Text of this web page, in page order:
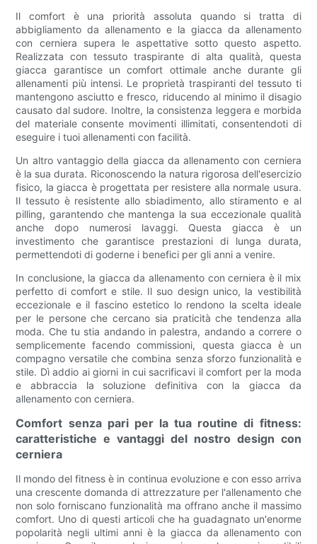
Il comfort è una priorità assoluta quando si tratta di
abbigliamento da allenamento e la giacca da allenamento
con cerniera supera le aspettative sotto questo aspetto.
Realizzata con tessuto traspirante di alta qualità, questa
giacca garantisce un comfort ottimale anche durante gli
allenamenti più intensi. Le proprietà traspiranti del tessuto ti
mantengono asciutto e fresco, riducendo al minimo il disagio
causato dal sudore. Inoltre, la consistenza leggera e morbida
del materiale consente movimenti illimitati, consentendoti di
eseguire i tuoi allenamenti con facilità.
Un altro vantaggio della giacca da allenamento con cerniera
è la sua durata. Riconoscendo la natura rigorosa dell'esercizio
fisico, la giacca è progettata per resistere alla normale usura.
Il tessuto è resistente allo sbiadimento, allo stiramento e al
pilling, garantendo che mantenga la sua eccezionale qualità
anche dopo numerosi lavaggi. Questa giacca è un
investimento che garantisce prestazioni di lunga durata,
permettendoti di goderne i benefici per gli anni a venire.
In conclusione, la giacca da allenamento con cerniera è il mix
perfetto di comfort e stile. Il suo design unico, la vestibilità
eccezionale e il fascino estetico lo rendono la scelta ideale
per le persone che cercano sia praticità che tendenza alla
moda. Che tu stia andando in palestra, andando a correre o
semplicemente facendo commissioni, questa giacca è un
compagno versatile che combina senza sforzo funzionalità e
stile. Dì addio ai giorni in cui sacrificavi il comfort per la moda
e abbraccia la soluzione definitiva con la giacca da
allenamento con cerniera.
Comfort senza pari per la tua routine di fitness:
caratteristiche e vantaggi del nostro design con
cerniera
Il mondo del fitness è in continua evoluzione e con esso arriva
una crescente domanda di attrezzature per l'allenamento che
non solo forniscano funzionalità ma offrano anche il massimo
comfort. Uno di questi articoli che ha guadagnato un'enorme
popolarità negli ultimi anni è la giacca da allenamento con